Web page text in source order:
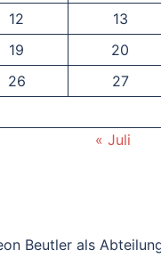
12 13
19 20
26 27
« Juli
Beutler als